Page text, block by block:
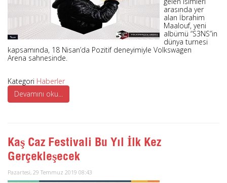
arasında yer
alan İbrahim
Maalouf, yeni
albümü “S3NS”in
dünya turnesi
kapsamında, 18 Nisan’da Pozitif deneyimiyle Volkswagen
Arena sahnesinde.
Kategori Haberler
Devamını oku...
Kaş Caz Festivali Bu Yıl İlk Kez
Gerçekleşecek
Pazartesi, 29 Temmuz 2019 08:43